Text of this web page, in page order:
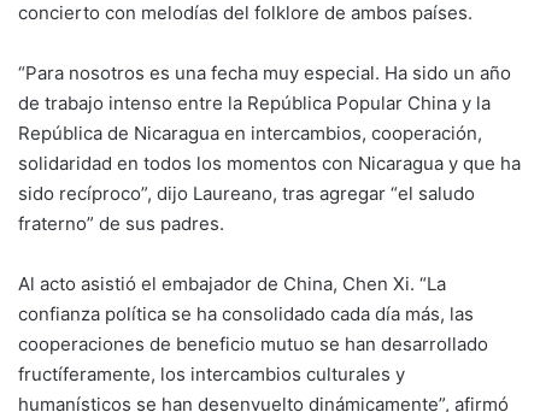
concierto con melodías del folklore de ambos países.
“Para nosotros es una fecha muy especial. Ha sido un año
de trabajo intenso entre la República Popular China y la
República de Nicaragua en intercambios, cooperación,
solidaridad en todos los momentos con Nicaragua y que ha
sido recíproco”, dijo Laureano, tras agregar “el saludo
fraterno” de sus padres.
Al acto asistió el embajador de China, Chen Xi. “La
confianza política se ha consolidado cada día más, las
cooperaciones de beneficio mutuo se han desarrollado
fructíferamente, los intercambios culturales y
humanísticos se han desenvuelto dinámicamente”, afirmó